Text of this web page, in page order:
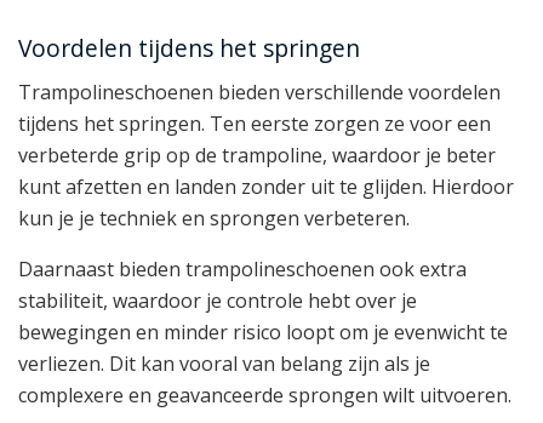
Voordelen tijdens het springen
Trampolineschoenen bieden verschillende voordelen
tijdens het springen. Ten eerste zorgen ze voor een
verbeterde grip op de trampoline, waardoor je beter
kunt afzetten en landen zonder uit te glijden. Hierdoor
kun je je techniek en sprongen verbeteren.
Daarnaast bieden trampolineschoenen ook extra
stabiliteit, waardoor je controle hebt over je
bewegingen en minder risico loopt om je evenwicht te
verliezen. Dit kan vooral van belang zijn als je
complexere en geavanceerde sprongen wilt uitvoeren.